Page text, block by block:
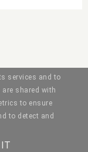
services and to
shared with
to ensure
to detect and